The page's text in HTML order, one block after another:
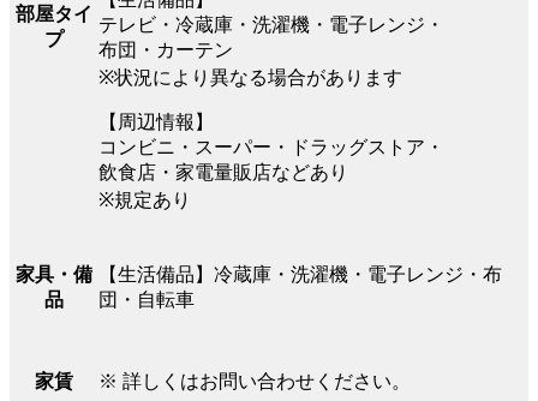
部屋タイ
プ
テレビ・冷蔵庫・洗濯機・電子レンジ・
布団・カーテン
※状況により異なる場合があります
【周辺情報】
コンビニ・スーパー・ドラッグストア・
飲食店・家電量販店などあり
※規定あり
家具・備
品
【生活備品】冷蔵庫・洗濯機・電子レンジ・布
団・自転車
家賃 ※ 詳しくはお問い合わせください。